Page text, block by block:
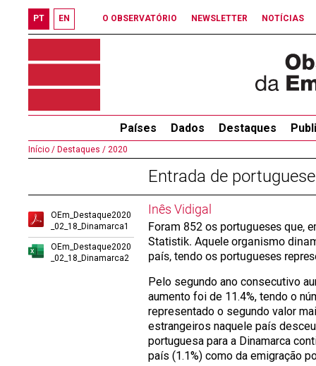
PT EN O OBSERVATÓRIO NEWSLETTER NOTÍCIAS
Países Dados Destaques
Início / Destaques / 2020
Entrada de
OEm_Destaque2020
_02_18_Dinamarca1
OEm_Destaque2020
_02_18_Dinamarca2
Inês Vidigal
Foram 852 os portugueses que,
Statistik. Aquele organismo
país, tendo os portugueses
Pelo segundo ano consecutivo
aumento foi de 11.4%, tendo o
representado o segundo valor
estrangeiros naquele país
portuguesa para a Dinamarca
país (1.1%) como da emigração